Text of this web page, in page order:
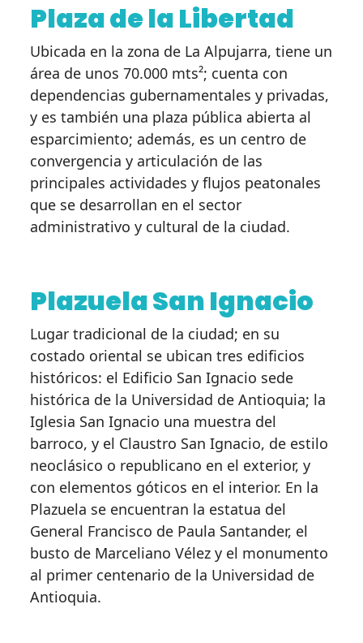
Plaza de la Libertad
Ubicada en la zona de La Alpujarra, tiene un
área de unos 70.000 mts²; cuenta con
dependencias gubernamentales y privadas,
y es también una plaza pública abierta al
esparcimiento; además, es un centro de
convergencia y articulación de las
principales actividades y flujos peatonales
que se desarrollan en el sector
administrativo y cultural de la ciudad.
Plazuela San Ignacio
Lugar tradicional de la ciudad; en su
costado oriental se ubican tres edificios
históricos: el Edificio San Ignacio sede
histórica de la Universidad de Antioquia; la
Iglesia San Ignacio una muestra del
barroco, y el Claustro San Ignacio, de estilo
neoclásico o republicano en el exterior, y
con elementos góticos en el interior. En la
Plazuela se encuentran la estatua del
General Francisco de Paula Santander, el
busto de Marceliano Vélez y el monumento
al primer centenario de la Universidad de
Antioquia.